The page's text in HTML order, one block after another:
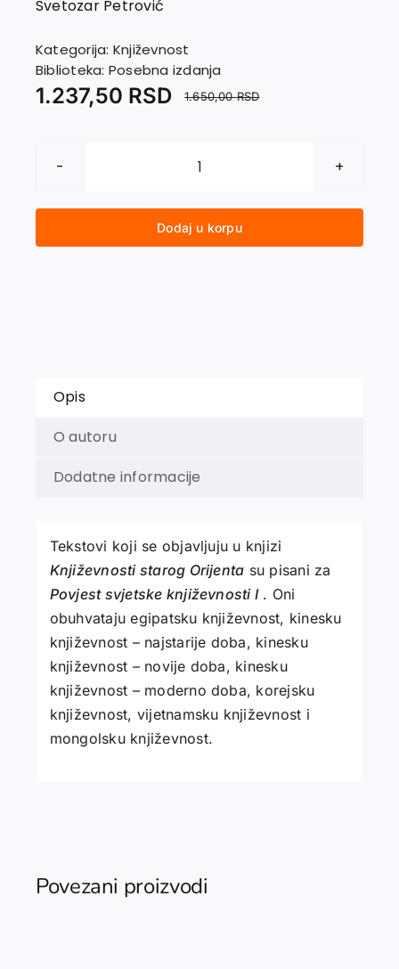
EU PROJEKTI
Svetozar Petrović
Kategorija: Književnost
Biblioteka: Posebna izdanja
1.650,00RSD
1.237,50 RSD
KNJIŽEVNOSTI
ORIJENTA
količina
Dodaj u korpu
Opis
O autoru
Dodatne informacije
Tekstovi koji se objavljuju u knjizi
Književnosti starog Orijenta su pisani za
Povjest svjetske književnosti I. Oni
obuhvataju egipatsku književnost, kinesku
književnost – najstarije doba, kinesku
književnost – novije doba, kinesku
književnost – moderno doba, korejsku
književnost, vijetnamsku književnost i
mongolsku književnost.
Povezani proizvodi